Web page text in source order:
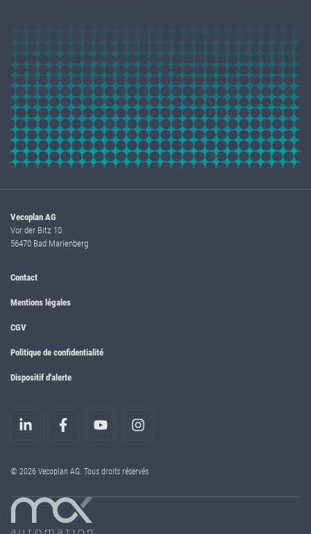
Vecoplan AG
Vor der Bitz 10
56470 Bad Marienberg
Contact
Mentions légales
CGV
Politique de confidentialité
Dispositif d'alerte
© 2026 Vecoplan AG. Tous droits réservés